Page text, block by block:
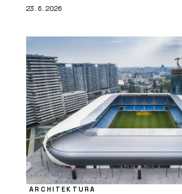
23. 6. 2026
ARCHITEKTURA